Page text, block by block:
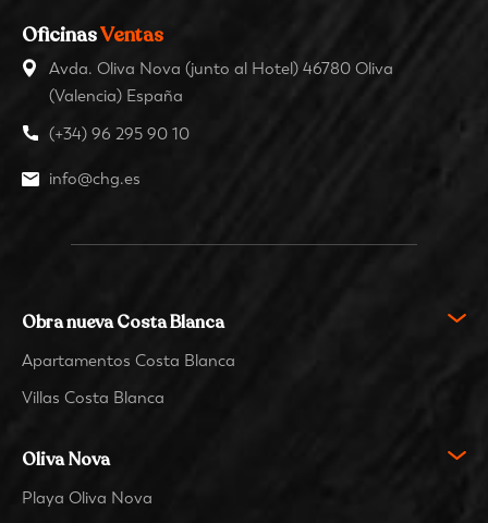
OficinasVentas
Avda. Oliva Nova (junto al Hotel) 46780 Oliva
(Valencia) España
(+34) 96 295 90 10
info@chg.es
Obra nueva Costa Blanca
Apartamentos Costa Blanca
Villas Costa Blanca
Oliva Nova
Playa Oliva Nova